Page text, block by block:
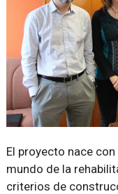
El proyecto nace
mundo de la
criterios de